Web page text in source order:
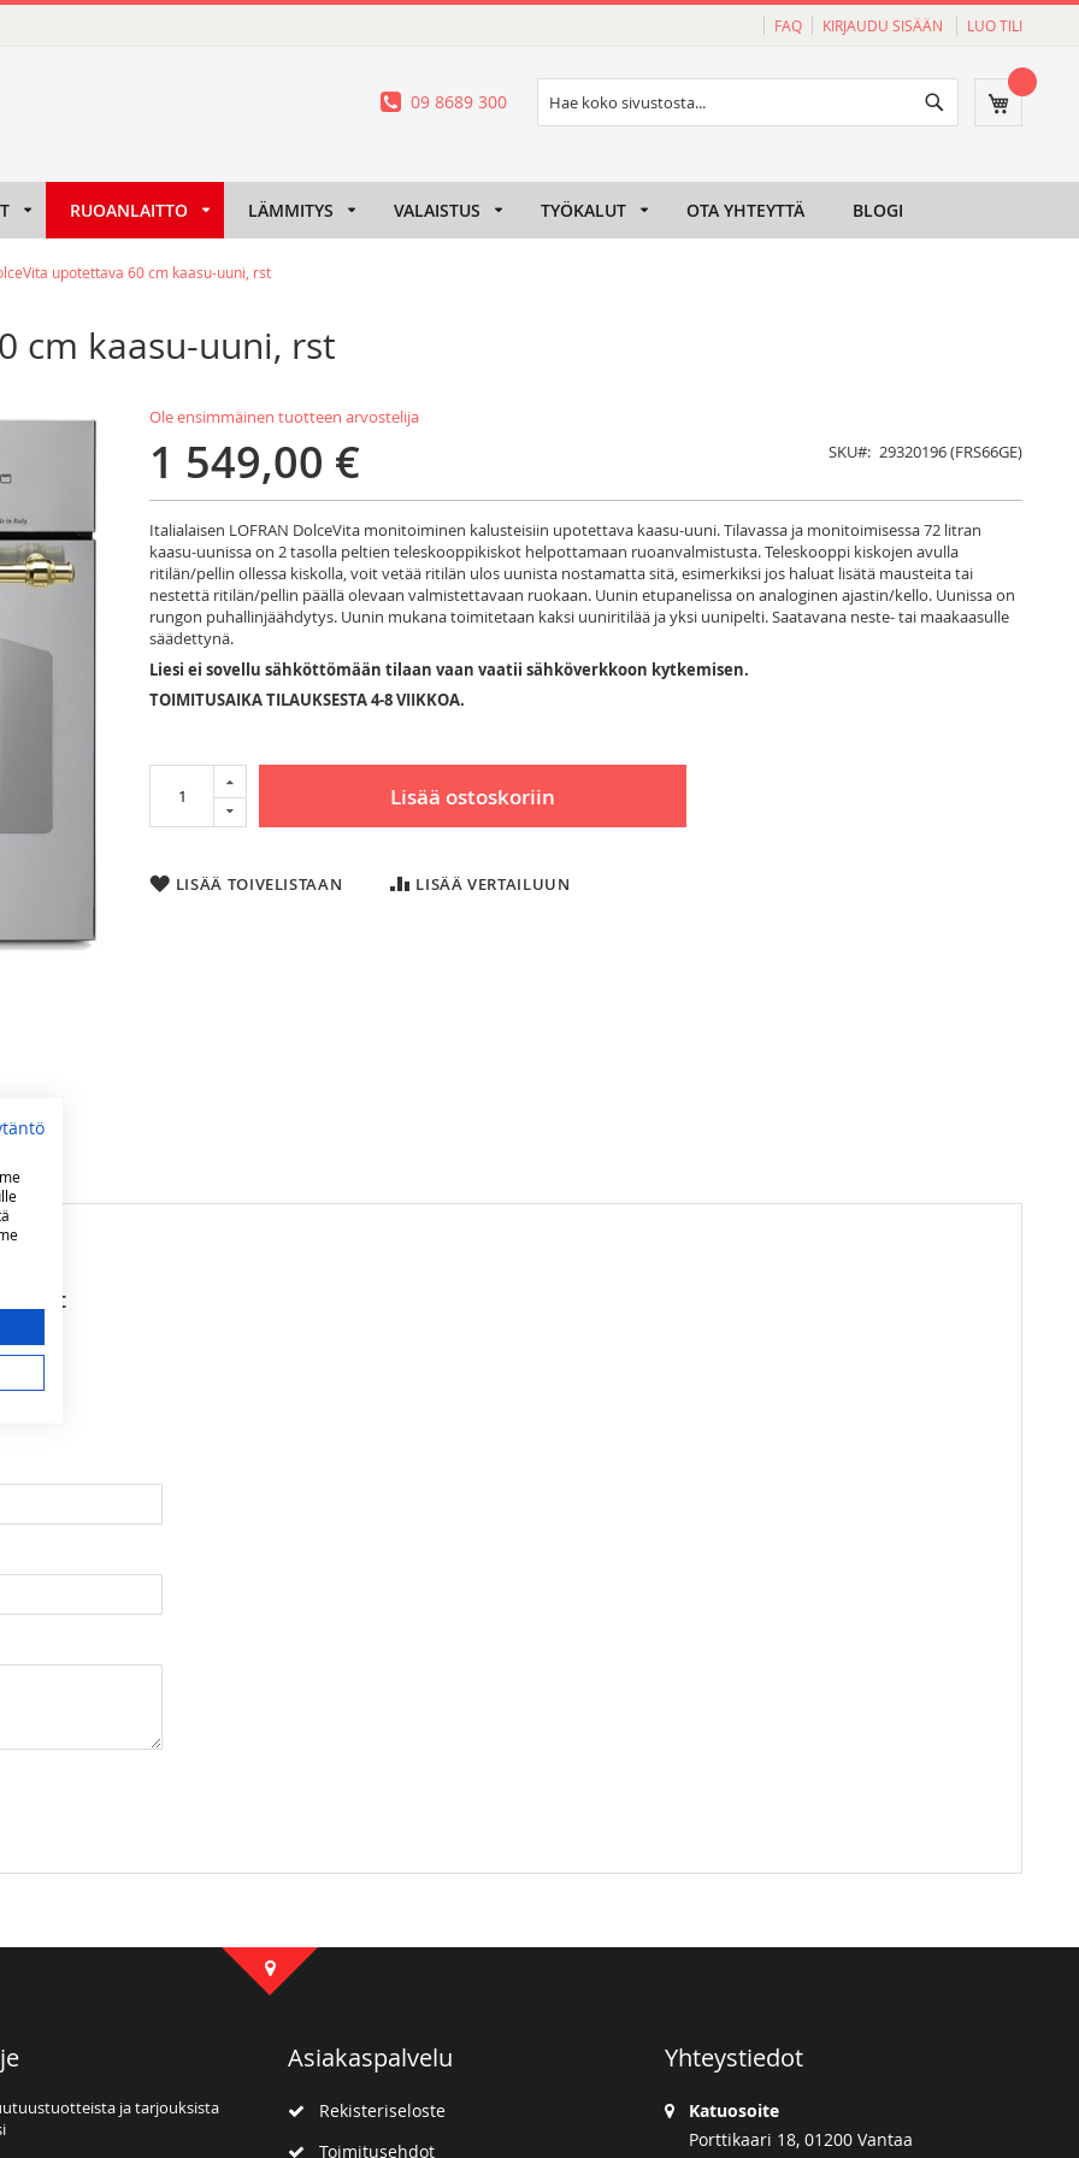
FAQ KIRJAUDU SISÄÄN LUO TILI
Ostoskori
Haku
09 8689 300
RUOANLAITTO LÄMMITYS VALAISTUS TYÖKALUT OTA YHTEYTTÄ BLOGI
upotettava 60 cm kaasu-uuni, rst
cm kaasu-uuni, rst
Ole ensimmäinen tuotteen arvostelija
1 549,00 € SKU 29320196 (FRS66GE)
Italialaisen LOFRAN DolceVita monitoiminen kalusteisiin upotettava kaasu-uuni. Tilavassa ja monitoimisessa 72 litran
kaasu-uunissa on 2 tasolla peltien teleskooppikiskot helpottamaan ruoanvalmistusta. Teleskooppi kiskojen avulla
ritilän/pellin ollessa kiskolla, voit vetää ritilän ulos uunista nostamatta sitä, esimerkiksi jos haluat lisätä mausteita tai
nestettä ritilän/pellin päällä olevaan valmistettavaan ruokaan. Uunin etupanelissa on analoginen ajastin/kello. Uunissa on
rungon puhallinjäähdytys. Uunin mukana toimitetaan kaksi uuniritilää ja yksi uunipelti. Saatavana neste- tai maakaasulle
säädettynä.
Liesi ei sovellu sähköttömään tilaan vaan vaatii sähköverkkoon kytkemisen.
TOIMITUSAIKA TILAUKSESTA 4-8 VIIKKOA.
Lisää ostoskoriin
LISÄÄ TOIVELISTAAN LISÄÄ VERTAILUUN
rst
ja tarjouksista
Asiakaspalvelu
Rekisteriseloste
Toimitusehdot
Yhteystiedot
Katuosoite
Porttikaari 18, 01200 Vantaa